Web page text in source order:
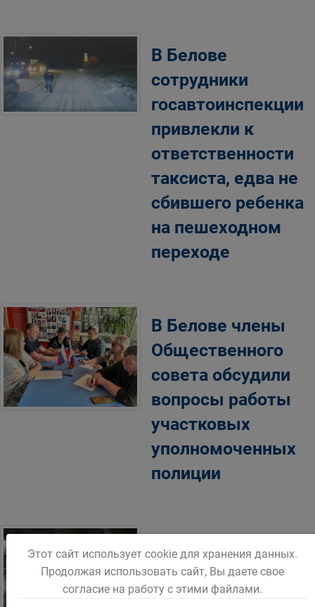
В Белове
сотрудники
госавтоинспекции
привлекли к
ответственности
таксиста, едва не
сбившего ребенка
на пешеходном
переходе
В Белове члены
Общественного
совета обсудили
вопросы работы
участковых
уполномоченных
полиции
В Белове
сотрудники
госавтоинспекции
Этот сайт использует cookie для хранения данных.
Продолжая использовать сайт, Вы даете свое
согласие на работу с этими файлами.